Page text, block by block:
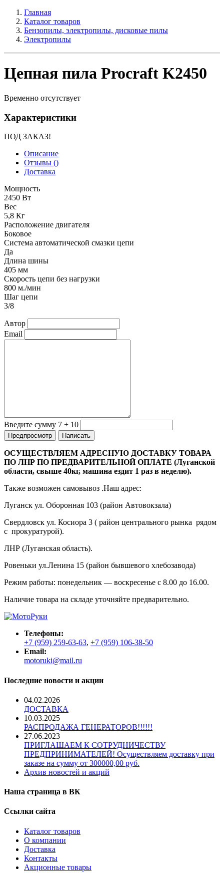
Главная
Каталог товаров
Бензопилы, электропилы, дисковые пилы
Электропилы
Цепная пила Procraft K2450
Временно отсутствует
Характеристики
ПОД ЗАКАЗ!
Описание
Отзывы ()
Доставка
Мощность
2450 Вт
Вес
5,8 Кг
Расположение двигателя
Боковое
Система автоматической смазки цепи
Да
Длина шины
405 мм
Скорость цепи без нагрузки
800 м./мин
Шаг цепи
3/8
Автор
Email
Введите сумму 7 + 10
ОСУЩЕСТВЛЯЕМ АДРЕСНУЮ ДОСТАВКУ ТОВАРА
ПО ЛНР ПО ПРЕДВАРИТЕЛЬНОЙ ОПЛАТЕ (Луганской
области, свыше 40кг, машина ездит 1 раз в неделю).
Также возможен самовывоз .Наш адрес:
Луганск ул. Оборонная 103 (район Автовокзала)
Свердловск ул. Косиора 3 ( район центрального рынка рядом
с прокуратурой).
ЛНР (Луганская область).
Ровеньки ул.Ленина 15 (район бывшевого хлебозавода)
Режим работы: понедельник — воскресенье с 8.00 до 16.00.
Наличие товара на складе уточняйте предварительно.
Телефоны:
+7 (959) 259-63-63, +7 (959) 106-38-50
Email:
motoruki@mail.ru
Последние новости и акции
04.02.2026
ДОСТАВКА
10.03.2025
РАСПРОДАЖА ГЕНЕРАТОРОВ!!!!!!
27.06.2023
ПРИГЛАШАЕМ К СОТРУДНИЧЕСТВУ
ПРЕДПРИНИМАТЕЛЕЙ! Осуществляем доставку при
заказе на сумму от 300000,00 руб.
Архив новостей и акций
Наша страница в ВК
Ссылки сайта
Каталог товаров
О компании
Доставка
Контакты
Акционные товары